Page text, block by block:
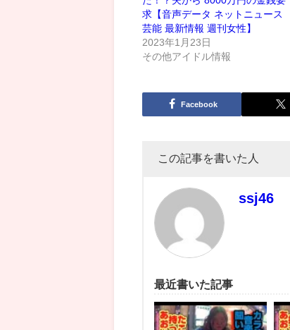
求【音声データ ネットニュース
芸能 最新情報 週刊女性】
2023年1月23日
その他アイドル情報
Facebook
この記事を書いた人
ssj46
最近書いた記事